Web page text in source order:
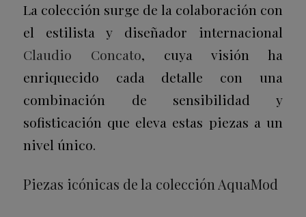
La colección surge de la colaboración con
el estilista y diseñador internacional
Claudio Concato, cuya visión ha
enriquecido cada detalle con una
combinación de sensibilidad y
sofisticación que eleva estas piezas a un
nivel único.
Piezas icónicas de la colección AquaMod